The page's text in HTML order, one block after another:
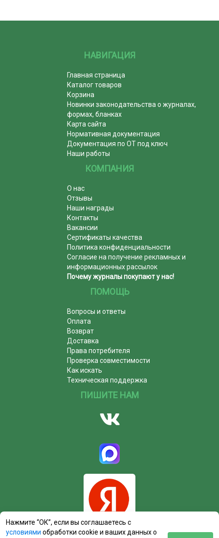
НАВИГАЦИЯ
Главная страница
Каталог товаров
Корзина
Новинки законодательства о журналах,
формах, бланках
Карта сайта
Нормативная документация
Документация по ОТ под ключ
Наши работы
КОМПАНИЯ
О нас
Отзывы
Наши награды
Контакты
Вакансии
Сертификаты качества
Политика конфиденциальности
Согласие на получение рекламных и
информационных рассылок
Почему журналы покупают у нас!
ПОМОЩЬ
Вопросы и ответы
Оплата
Возврат
Доставка
Права потребителя
Проверка совместимости
Как искать
Техническая поддержка
ПИШИТЕ НАМ
Нажмите “ОК”, если вы соглашаетесь с
условиями обработки cookie и ваших данных о